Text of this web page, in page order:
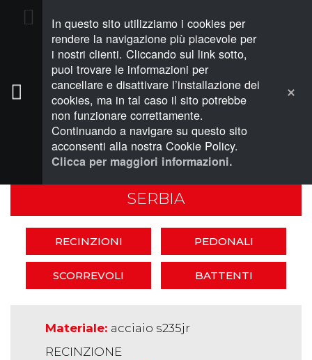
In questo sito utilizziamo i cookies per
rendere la navigazione più piacevole per
i nostri clienti. Cliccando sul link sotto,
puoi trovare le informazioni per
cancellare e disattivare l’installazione dei
cookies, ma in tal caso il sito potrebbe
non funzionare correttamente.
Continuando a navigare su questo sito
acconsenti alla nostra Cookie Policy.
Clicca per maggiori informazioni.
PREVENTIVO (0)
RECINZIONI E CANCELLI
SERBIA
SERBIA
RECINZIONI PEDONALI
SCORREVOLI BATTENTI
Materiale: acciaio s235jr
RECINZIONE